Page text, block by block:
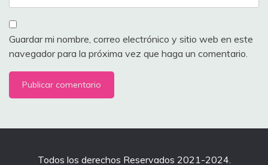
Guardar mi nombre, correo electrónico y sitio web en este
navegador para la próxima vez que haga un comentario.
Todos los derechos Reservados 2021-2024.